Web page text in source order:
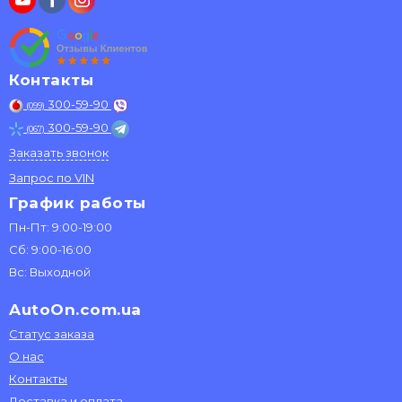
Контакты
(099) 300-59-90
(067) 300-59-90
Заказать звонок
Запрос по VIN
График работы
Пн-Пт: 9:00-19:00
Сб: 9:00-16:00
Вс: Выходной
AutoOn.com.ua
Статус заказа
О нас
Контакты